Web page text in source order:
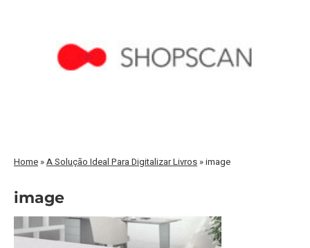
Home »A Solução Ideal Para Digitalizar Livros »image
image